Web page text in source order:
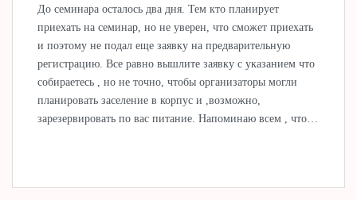
До семинара осталось два дня. Тем кто планирует
приехать на семинар, но не уверен, что сможет приехать
и поэтому не подал еще заявку на предварительную
регистрацию. Все равно вышлите заявку с указанием что
собираетесь , но не точно, чтобы организаторы могли
планировать заселение в корпус и ,возможно,
зарезервировать по вас питание. Напоминаю всем , что…